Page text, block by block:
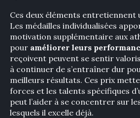
Ces deux éléments
Les médailles individualisées
motivation supplémentaire aux
pour améliorer leurs
reçoivent peuvent se sentir
à continuer de s’entraîner dur
meilleurs résultats. Ces prix
forces et les talents spécifiques
peut l’aider à se concentrer sur
lesquels il excelle déjà.